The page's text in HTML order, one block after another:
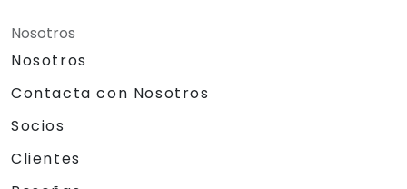
Nosotros
Nosotros
Contacta con Nosotros
Socios
Clientes